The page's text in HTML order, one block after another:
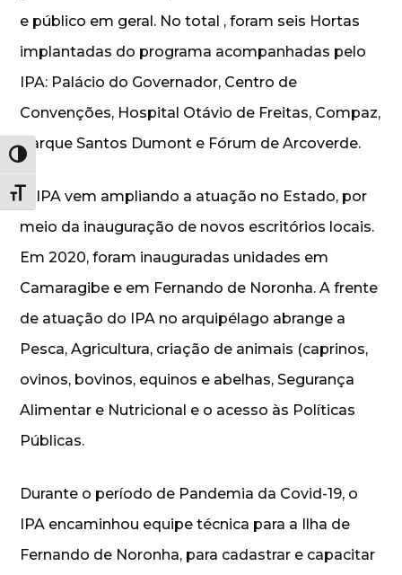
Alternar alto contraste
Alternar tamanho da fonte
e público em geral. No total , foram seis Hortas
implantadas do programa acompanhadas pelo
IPA: Palácio do Governador, Centro de
Convenções, Hospital Otávio de Freitas, Compaz,
Parque Santos Dumont e Fórum de Arcoverde.
O IPA vem ampliando a atuação no Estado, por
meio da inauguração de novos escritórios locais.
Em 2020, foram inauguradas unidades em
Camaragibe e em Fernando de Noronha. A frente
de atuação do IPA no arquipélago abrange a
Pesca, Agricultura, criação de animais (caprinos,
ovinos, bovinos, equinos e abelhas, Segurança
Alimentar e Nutricional e o acesso às Políticas
Públicas.
Durante o período de Pandemia da Covid-19, o
IPA encaminhou equipe técnica para a Ilha de
Fernando de Noronha, para cadastrar e capacitar